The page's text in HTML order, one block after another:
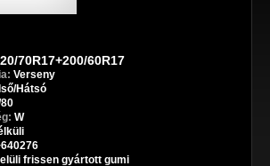
70R17+200/60R17
Verseny
Hátsó
W
frissen gyártott gumi